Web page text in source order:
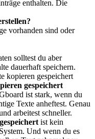
enthalten. Die
vorhanden sind oder
solltest du aber
dauerhaft speichern.
kopieren gespeichert
gespeichert
ist stark, wenn du
Texte anheftest. Genau
arbeitest schneller.
ist kein
Und wenn du es